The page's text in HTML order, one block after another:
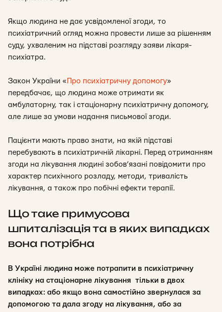
Якщо людина не дає усвідомленої згоди, то
психіатричний огляд можна провести лише за рішенням
суду, ухваленим на підставі розгляду заяви лікаря-
психіатра.
Закон України « Про психіатричну допомогу»
передбачає, що людина може отримати як
амбулаторну, так і стаціонарну психіатричну допомогу,
але лише за умови надання письмової згоди.
Пацієнти мають право знати, на якій підставі
перебувають в психіатричній лікарні. Перед отриманням
згоди на лікування людині зобов’язані повідомити про
характер психічного розладу, методи, тривалість
лікування, а також про побічні ефекти терапії.
Що таке примусова
шпиталізація та в яких випадках
вона потрібна
В Україні людина може потрапити в психіатричну
клініку на стаціонарне лікування тільки в двох
випадках: або якщо вона самостійно звернулася за
допомогою та дала згоду на лікування, або за